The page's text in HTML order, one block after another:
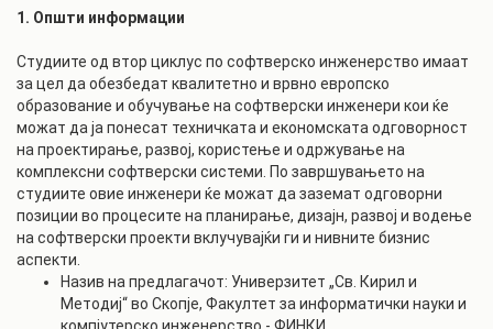
1. Општи информации
Студиите од втор циклус по софтверско инженерство имаат
за цел да обезбедат квалитетно и врвно европско
образование и обучување на софтверски инженери кои ќе
можат да ја понесат техничката и економската одговорност
на проектирање, развој, користење и одржување на
комплексни софтверски системи. По завршувањето на
студиите овие инженери ќе можат да заземат одговорни
позиции во процесите на планирање, дизајн, развој и водење
на софтверски проекти вклучувајќи ги и нивните бизнис
аспекти.
Назив на предлагачот: Универзитет „Св. Кирил и
Методиј“ во Скопје, Факултет за информатички науки и